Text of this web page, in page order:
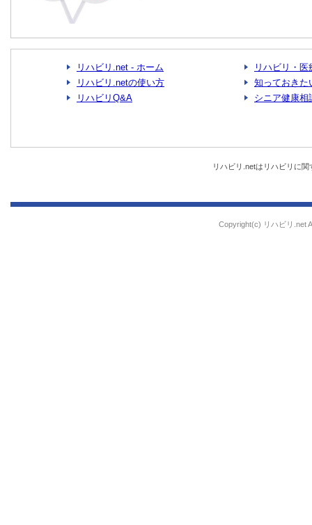
リハビリ.net - ホーム
リハビリ.netの使い方
リハビリQ&A
リハビリ・医
知っておきた
シニア健康相
リハビリ.netはリハビリに
Copyright(c) リハビリ.net